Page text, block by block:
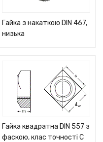
Гайка з накаткою DIN 467,
низька
Гайка квадратна DIN 557 з
фаскою, клас точності С